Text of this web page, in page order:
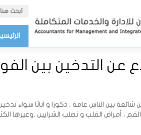
عن التدخين بين
شائعة بين الناس عامة , ذكورا و اناثا سواء
، أمراض القلب و تصلب الشرايين ,وغيرها